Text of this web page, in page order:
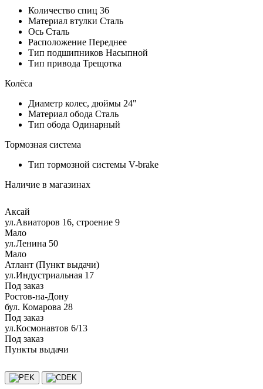
Количество спиц 36
Материал втулки Сталь
Ось Сталь
Расположение Переднее
Тип подшипников Насыпной
Тип привода Трещотка
Колёса
Диаметр колес, дюймы 24"
Материал обода Сталь
Тип обода Одинарный
Тормозная система
Тип тормозной системы V-brake
Наличие в магазинах
Аксай
ул.Авиаторов 16, строение 9
Мало
ул.Ленина 50
Мало
Атлант (Пункт выдачи)
ул.Индустриальная 17
Под заказ
Ростов-на-Дону
бул. Комарова 28
Под заказ
ул.Космонавтов 6/13
Под заказ
Пункты выдачи